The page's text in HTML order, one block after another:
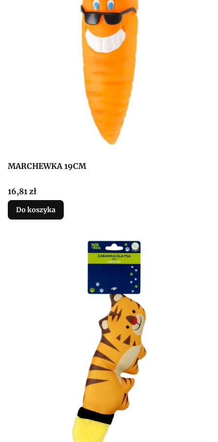
MARCHEWKA 19CM
Cena
16,81 zł
Do koszyka